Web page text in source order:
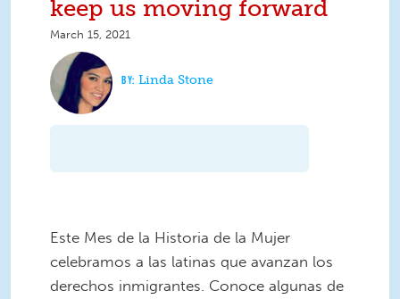
keep us moving forward
March 15, 2021
Linda Stone
Este Mes de la Historia de la Mujer
celebramos a las latinas que avanzan los
derechos inmigrantes. Conoce algunas de